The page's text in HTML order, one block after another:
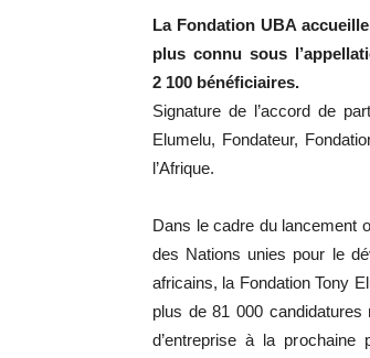
La Fondation UBA
plus connu sous
2 100 bénéficiaires.
Signature de l’accord de
Elumelu, Fondateur,
l’Afrique.
Dans le cadre du lancement
des Nations unies pour le
africains, la Fondation Tony
plus de 81 000 candidatures
d’entreprise à la prochaine